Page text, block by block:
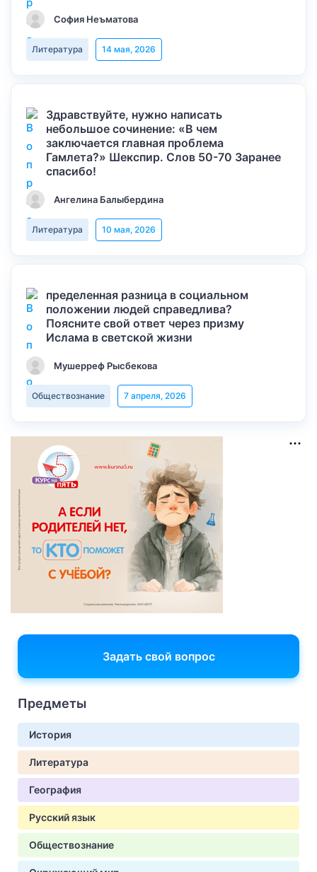
София Неъматова
Литература 14 мая, 2026
Здравствуйте, нужно написать
небольшое сочинение: «В чем
заключается главная проблема
Гамлета?» Шекспир. Слов 50-70 Заранее
спасибо!
Ангелина Балыбердина
Литература 10 мая, 2026
пределенная разница в социальном
положении людей справедлива?
Поясните свой ответ через призму
Ислама в светской жизни
Мушерреф Рысбекова
Обществознание 7 апреля, 2026
Задать свой вопрос
Предметы
История
Литература
География
Русский язык
Обществознание